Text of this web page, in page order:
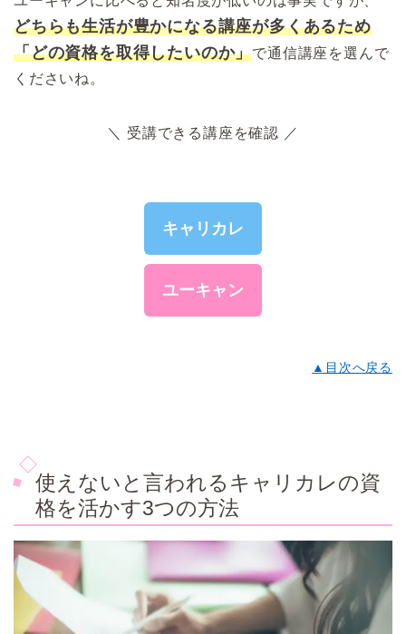
どちらも生活が豊かになる講座が多くあるため
「どの資格を取得したいのか」で通信講座を選んで
くださいね。
＼ 受講できる講座を確認 ／
キャリカレ
ユーキャン
▲目次へ戻る
使えないと言われるキャリカレの資
格を活かす3つの方法